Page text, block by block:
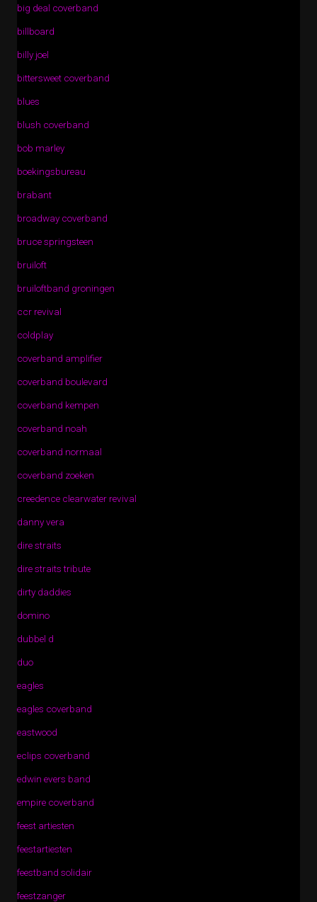
big deal coverband
billboard
billy joel
bittersweet coverband
blues
blush coverband
bob marley
boekingsbureau
brabant
broadway coverband
bruce springsteen
bruiloft
bruiloftband groningen
ccr revival
coldplay
coverband amplifier
coverband boulevard
coverband kempen
coverband noah
coverband normaal
coverband zoeken
creedence clearwater revival
danny vera
dire straits
dire straits tribute
dirty daddies
domino
dubbel d
duo
eagles
eagles coverband
eastwood
eclips coverband
edwin evers band
empire coverband
feest artiesten
feestartiesten
feestband solidair
feestzanger